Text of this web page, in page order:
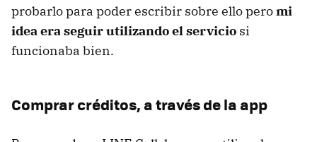
probarlo para poder escribir sobre ello peromi
idea era seguir utilizando el servicio si
funcionaba bien.
Comprar créditos, a través de la app